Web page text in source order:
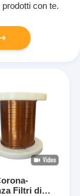
con te.
Filtri di